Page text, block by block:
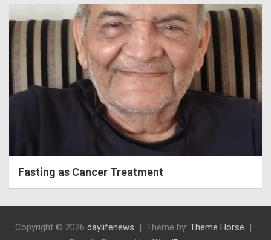
Fasting as Cancer Treatment
Copyright © 2026 daylifenews Theme by: Theme Horse